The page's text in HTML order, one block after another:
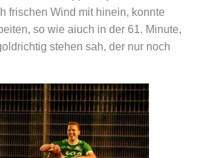
frischen Wind mit hinein, konnte
so wie aiuch in der 61. Minute,
stehen sah, der nur noch